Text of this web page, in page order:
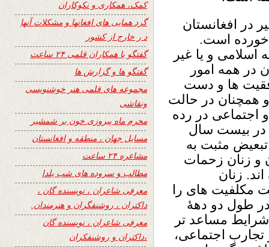
در افغانستان
خورده است.
و یا غیر
در همه امور
ها و دست
همچنان در حالت
اجتماعی در رده
در بیست سال
تبعیض مثبت به
و زنان زحمات
زنان
مکلفیت های را
طول دو دهۀ
شرایط مساعد تر
تجارب اجتماعی،
کمک، همکاری و نکوکاران
گرد همایی های افغانها و مشکلات آنها
د ر خارج از کشور
گفتگو با همکاران قلمی ۲۴ ساعت
گفتگو ها و گزارش ها
مجموعه های قلمی هنر خوشنویسی
ونقاشی
محرم ماه پیروزی خون بر شمشیر
مسایل جهان ، منطقه و افغانستان
مشاعره ۲۴ ساعت
مطالب و سروده های شب یلدا
معرفی شاعران ، نویسنده گان ،
داکتران ، روشنفگران و هنرمندان.
معرفی شاعران ، نویسنده گان
،داکتران و روشنفکران